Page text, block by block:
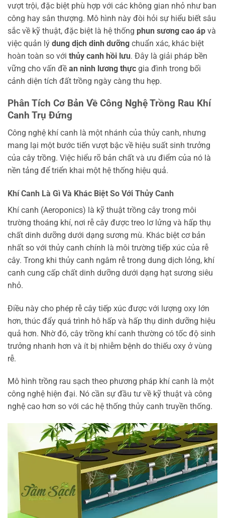
vượt trội, đặc biệt phù hợp với các không gian nhỏ như ban
công hay sân thượng. Mô hình này đòi hỏi sự hiểu biết sâu
sắc về kỹ thuật, đặc biệt là hệ thống phun sương cao áp và
việc quản lý dung dịch dinh dưỡng chuẩn xác, khác biệt
hoàn toàn so với thủy canh hồi lưu. Đây là giải pháp bền
vững cho vấn đề an ninh lương thực gia đình trong bối
cảnh diện tích đất trồng ngày càng thu hẹp.
Phân Tích Cơ Bản Về Công Nghệ Trồng Rau Khí
Canh Trụ Đứng
Công nghệ khí canh là một nhánh của thủy canh, nhưng
mang lại một bước tiến vượt bậc về hiệu suất sinh trưởng
của cây trồng. Việc hiểu rõ bản chất và ưu điểm của nó là
nền tảng để triển khai một hệ thống hiệu quả.
Khí Canh Là Gì Và Khác Biệt So Với Thủy Canh
Khí canh (Aeroponics) là kỹ thuật trồng cây trong môi
trường thoáng khí, nơi rễ cây được treo lơ lửng và hấp thụ
chất dinh dưỡng dưới dạng sương mù. Khác biệt cơ bản
nhất so với thủy canh chính là môi trường tiếp xúc của rễ
cây. Trong khi thủy canh ngâm rễ trong dung dịch lỏng, khí
canh cung cấp chất dinh dưỡng dưới dạng hạt sương siêu
nhỏ.
Điều này cho phép rễ cây tiếp xúc được với lượng oxy lớn
hơn, thúc đẩy quá trình hô hấp và hấp thụ dinh dưỡng hiệu
quả hơn. Nhờ đó, cây trồng khí canh thường có tốc độ sinh
trưởng nhanh hơn và ít bị nhiễm bệnh do thiếu oxy ở vùng
rễ.
Mô hình trồng rau sạch theo phương pháp khí canh là một
công nghệ hiện đại. Nó cần sự đầu tư về kỹ thuật và công
nghệ cao hơn so với các hệ thống thủy canh truyền thống.